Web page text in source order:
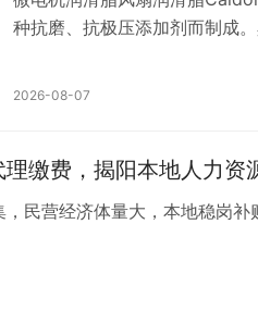
种抗磨、抗极压添加剂而制成
2026-08-07
缴费，揭阳本地人力资
民营经济体量大，本地稳岗